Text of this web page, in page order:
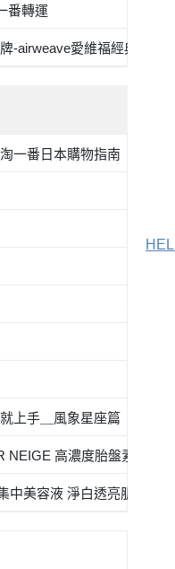
番轉運
-airweave愛維福經典專利
一番日本購物指南
上手＿風象星座篇
高濃度胎盤素 夏日必
中美容液 淨白透亮肌